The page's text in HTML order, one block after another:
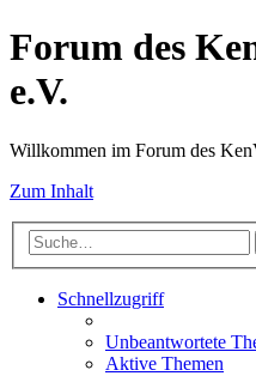
Forum des
e.V.
Willkommen im Forum des
Zum Inhalt
Schnellzugriff
Unbeantwortete
Aktive Themen